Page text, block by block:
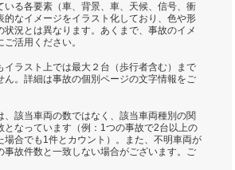
いる各要素（車、背景、車、天候、信号、衝
的なイメージをイラスト化しており、色や形
状況とは異なります。あくまで、事故のイメ
活用ください。
イラスト上では最大２台（歩行者含む）まで
ん。詳細は事故の個別ページの文字情報をご
、該当車両の数ではなく、該当車両種別の関
となっています（例：1つの事故で2台以上の
場合でも1件とカウント）。また、不明車両が
事故件数と一致しない場合がございます。ご